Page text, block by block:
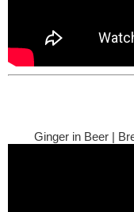
Ginger in Beer |